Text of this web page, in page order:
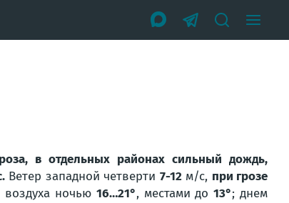
в отдельных районах сильный дождь,
Ветер западной четверти 7-12м/с, при грозе
воздуха ночью 16…21°, местами до13°; днем